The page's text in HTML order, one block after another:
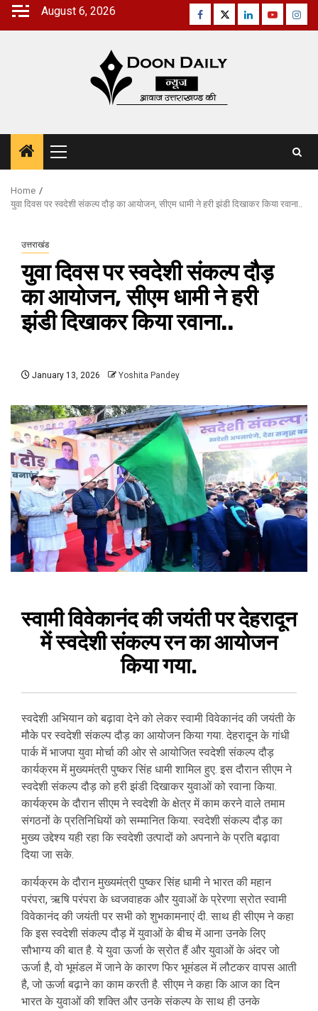
Skip
August 6, 2026 Facebook
TwitterLinkedinYoutube
Primary
Menu
Home
युवा दिवस पर स्वदेशी संकल्प दौड़ का आयोजन, सीएम धामी ने हरी झंडी दिखाकर किया रवाना..
उत्तराखंड
युवा दिवस पर स्वदेशी संकल्प दौड़
का आयोजन, सीएम धामी ने हरी
झंडी दिखाकर किया रवाना..
January 13, 2026 Yoshita Pandey
स्वामी विवेकानंद की जयंती पर देहरादून
में स्वदेशी संकल्प रन का आयोजन
किया गया.
स्वदेशी अभियान को बढ़ावा देने को लेकर स्वामी विवेकानंद की जयंती के
मौके पर स्वदेशी संकल्प दौड़ का आयोजन किया गया. देहरादून के गांधी
पार्क में भाजपा युवा मोर्चा की ओर से आयोजित स्वदेशी संकल्प दौड़
कार्यक्रम में मुख्यमंत्री पुष्कर सिंह धामी शामिल हुए. इस दौरान सीएम ने
स्वदेशी संकल्प दौड़ को हरी झंडी दिखाकर युवाओं को रवाना किया.
कार्यक्रम के दौरान सीएम ने स्वदेशी के क्षेत्र में काम करने वाले तमाम
संगठनों के प्रतिनिधियों को सम्मानित किया. स्वदेशी संकल्प दौड़ का
मुख्य उद्देश्य यही रहा कि स्वदेशी उत्पादों को अपनाने के प्रति बढ़ावा
दिया जा सके.
कार्यक्रम के दौरान मुख्यमंत्री पुष्कर सिंह धामी ने भारत की महान
परंपरा, ऋषि परंपरा के ध्वजवाहक और युवाओं के प्रेरणा स्रोत स्वामी
विवेकानंद की जयंती पर सभी को शुभकामनाएं दी. साथ ही सीएम ने कहा
कि इस स्वदेशी संकल्प दौड़ में युवाओं के बीच में आना उनके लिए
सौभाग्य की बात है. ये युवा ऊर्जा के स्रोत हैं और युवाओं के अंदर जो
ऊर्जा है, वो भूमंडल में जाने के कारण फिर भूमंडल में लौटकर वापस आती
है, जो ऊर्जा बढ़ाने का काम करती है. सीएम ने कहा कि आज का दिन
भारत के युवाओं की शक्ति और उनके संकल्प के साथ ही उनके